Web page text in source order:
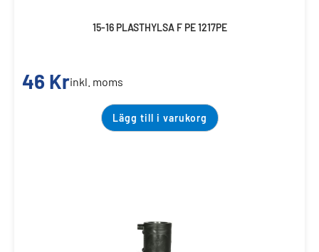
15-16 PLASTHYLSA F PE 1217PE
46 Krinkl. moms
Lägg till i varukorg